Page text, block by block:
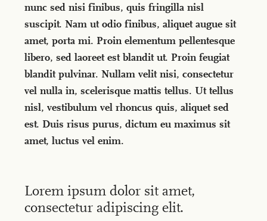
nunc sed nisi finibus, quis fringilla nisl
suscipit. Nam ut odio finibus, aliquet augue sit
amet, porta mi. Proin elementum pellentesque
libero, sed laoreet est blandit ut. Proin feugiat
blandit pulvinar. Nullam velit nisi, consectetur
vel nulla in, scelerisque mattis tellus. Ut tellus
nisl, vestibulum vel rhoncus quis, aliquet sed
est. Duis risus purus, dictum eu maximus sit
amet, luctus vel enim.
Lorem ipsum dolor sit amet,
consectetur adipiscing elit.